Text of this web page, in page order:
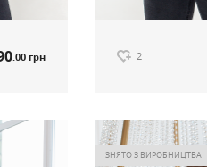
.00 грн 2
Футболка білий
Ціна
ЗНЯТО З ВИРОБНИЦТВА